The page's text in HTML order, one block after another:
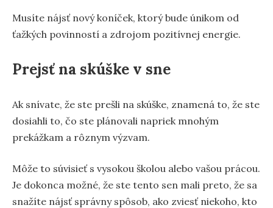
Musíte nájsť nový koníček, ktorý bude únikom od
ťažkých povinností a zdrojom pozitívnej energie.
Prejsť na skúške v sne
Ak snívate, že ste prešli na skúške, znamená to, že ste
dosiahli to, čo ste plánovali napriek mnohým
prekážkam a rôznym výzvam.
Môže to súvisieť s vysokou školou alebo vašou prácou.
Je dokonca možné, že ste tento sen mali preto, že sa
snažíte nájsť správny spôsob, ako zviesť niekoho, kto